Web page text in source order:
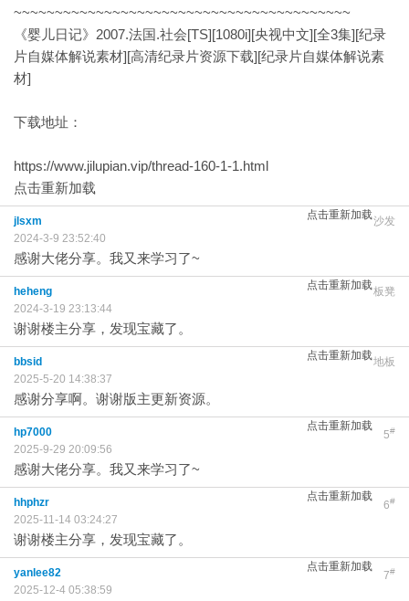
~~~~~~~~~~~~~~~~~~~~~~~~~~~~~~~~~~~~~~~~~
《婴儿日记》2007.法国.社会[TS][1080i][央视中文][全3集][纪录
片自媒体解说素材][高清纪录片资源下载][纪录片自媒体解说素
材]
下载地址：
https://www.jilupian.vip/thread-160-1-1.html
点击重新加载
点击重新加载沙发
jlsxm
2024-3-9 23:52:40
感谢大佬分享。我又来学习了~
点击重新加载板凳
heheng
2024-3-19 23:13:44
谢谢楼主分享，发现宝藏了。
点击重新加载地板
bbsid
2025-5-20 14:38:37
感谢分享啊。谢谢版主更新资源。
点击重新加载
5#
hp7000
2025-9-29 20:09:56
感谢大佬分享。我又来学习了~
点击重新加载
6#
hhphzr
2025-11-14 03:24:27
谢谢楼主分享，发现宝藏了。
点击重新加载
7#
yanlee82
2025-12-4 05:38:59